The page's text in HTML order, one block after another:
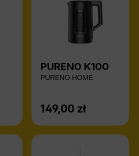
PURENO K100
PURENO HOME
Cena regularna:
149,00 zł